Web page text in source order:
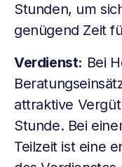
Stunden, um
genügend Zeit
Verdienst: Bei
attraktive
Stunde. Bei
Teilzeit ist eine